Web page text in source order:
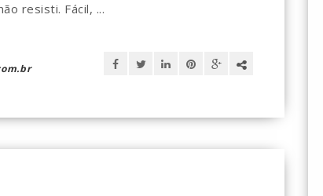
resisti. Fácil, ...